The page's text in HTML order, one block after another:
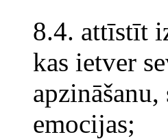
8.4. attīstīt
kas ietver
emocijas;